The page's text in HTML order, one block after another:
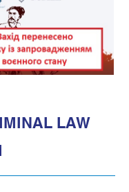
LAW